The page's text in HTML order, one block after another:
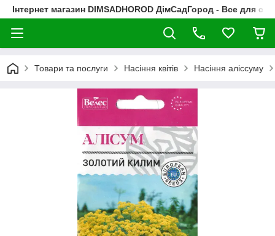
Інтернет магазин DIMSADHOROD ДімСадГород - Все для
Товари та послуги Насіння квітів Насіння аліссуму